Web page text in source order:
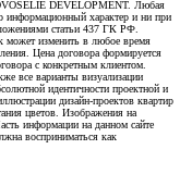
DEVELOPMENT. Любая
информационный характер и ни при
статьи 437 ГК РФ.
может изменить в любое время
Цена договора формируется
с конкретным клиентом.
все варианты визуализации
идентичности проектной и
дизайн-проектов квартир
цветов. Изображения на
информации на данном сайте
восприниматься как